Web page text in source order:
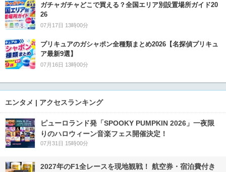
ガチャガチャどこで買える？全国エリア別設置場所ガイド20
26
07月17日 13時00分
プリキュアのガシャポン全種類まとめ2026【名探偵プリキュ
ア最新9選】
07月16日 13時00分
エンタメ | アクセスランキング
ピューロランド発「SPOOKY PUMPKIN 2026」一夜限
りのハロウィーン音楽フェス開催決定！
07月31日 15時00分
2027年のF1全レースを現地観戦！ 航空券・宿泊費付き